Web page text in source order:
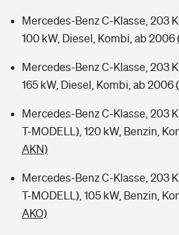
Mercedes-Benz C-Klasse, 203
100 kW, Diesel, Kombi, ab 2006
Mercedes-Benz C-Klasse, 203
165 kW, Diesel, Kombi, ab 2006
Mercedes-Benz C-Klasse, 203
T-MODELL), 120 kW, Benzin,
AKN)
Mercedes-Benz C-Klasse, 203 K
T-MODELL), 105 kW, Benzin,
AKO)